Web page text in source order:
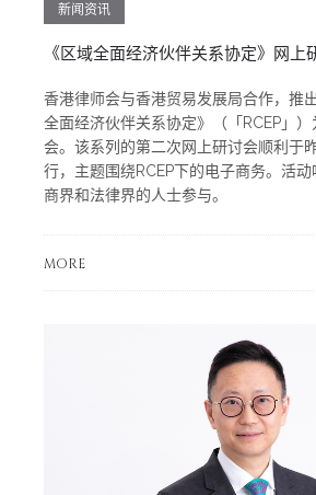
新闻资讯
《区域全面经济伙伴关系协定》网上
香港律师会与香港贸易发展局合作，推
全面经济伙伴关系协定》（「RCEP」
会。该系列的第二次网上研讨会顺利于
行，主题围绕RCEP下的电子商务。活
商界和法律界的人士参与。
MORE